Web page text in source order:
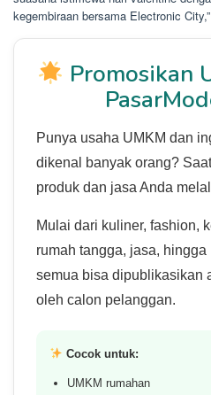
kegembiraan bersama Electronic
Promosikan
Punya usaha UMKM dan
dikenal banyak orang?
produk dan jasa Anda
Mulai dari kuliner, fashion,
rumah tangga, jasa,
semua bisa dipublikasikan
oleh calon pelanggan.
Cocok untuk:
UMKM rumahan